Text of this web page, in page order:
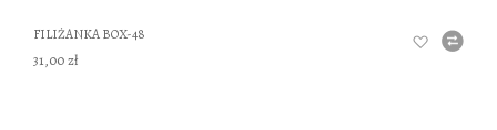
FILIŻANKA BOX-48
31,00 zł